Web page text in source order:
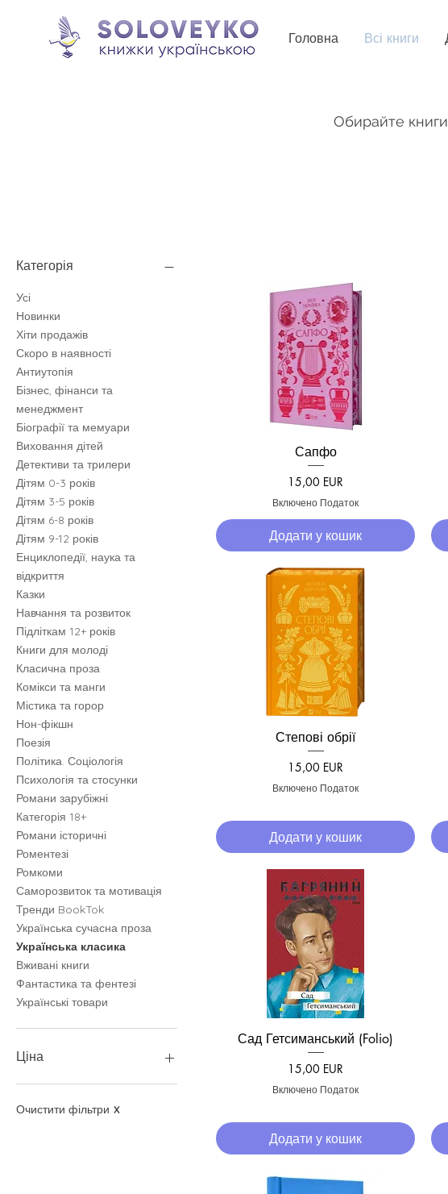
Головна Всі книги
Обирайте книги
Категорія
Усі
Новинки
Хіти продажів
Скоро в наявності
Антиутопія
Бізнес, фінанси та
менеджмент
Біографії та мемуари
Виховання дітей
Детективи та трилери
Дітям 0-3 років
Дітям 3-5 років
Дітям 6-8 років
Дітям 9-12 років
Енциклопедії, наука та
відкриття
Казки
Навчання та розвиток
Підліткам 12+ років
Книги для молоді
Класична проза
Комікси та манги
Містика та горор
Нон-фікшн
Поезія
Політика. Соціологія
Психологія та стосунки
Романи зарубіжні
Категорія 18+
Романи історичні
Роментезі
Ромкоми
Саморозвиток та мотивація
Тренди BookTok
Українська сучасна проза
Українська класика
Вживані книги
Фантастика та фентезі
Українські товари
Ціна
2 EUR
Очистити фільтри X
Швидкий перегляд
Сапфо
Ціна
15,00 EUR
Включено Податок
Додати у кошик
Швидкий перегляд
Степові обрії
Ціна
15,00 EUR
Включено Податок
Додати у кошик
Швидкий перегляд
Сад Гетсиманський (Folio)
Ціна
15,00 EUR
Включено Податок
Додати у кошик